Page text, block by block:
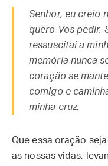
Senhor, eu creio
quero Vos pedir,
ressuscitai a
memória nunca
coração se
comigo e
minha cruz.
Que essa oração
as nossas vidas,